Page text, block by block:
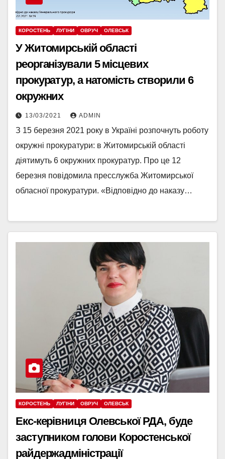
КОРОСТЕНЬ ЛУГІНИ ОВРУЧ ОЛЕВСЬК
У Житомирській області
реорганізували 5 місцевих
прокуратур, а натомість створили 6
окружних
13/03/2021 ADMIN
З 15 березня 2021 року в Україні розпочнуть роботу
окружні прокуратури: в Житомирській області
діятимуть 6 окружних прокуратур. Про це 12
березня повідомила пресслужба Житомирської
обласної прокуратури. «Відповідно до наказу…
КОРОСТЕНЬ ЛУГІНИ ОВРУЧ ОЛЕВСЬК
Екс-керівниця Олевської РДА, буде
заступником голови Коростенської
райдержадміністрації